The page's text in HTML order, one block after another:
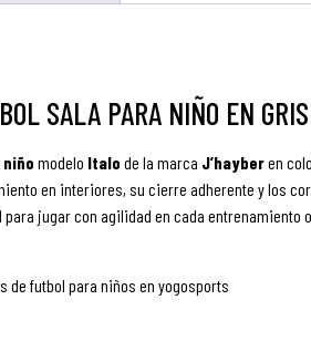
SALA PARA NIÑO EN
niño modelo Italo de la marca J’hayberen
en interiores, su cierre adherente y los
jugar con agilidad en cada entrenamiento
de futbol para niños en yogosports